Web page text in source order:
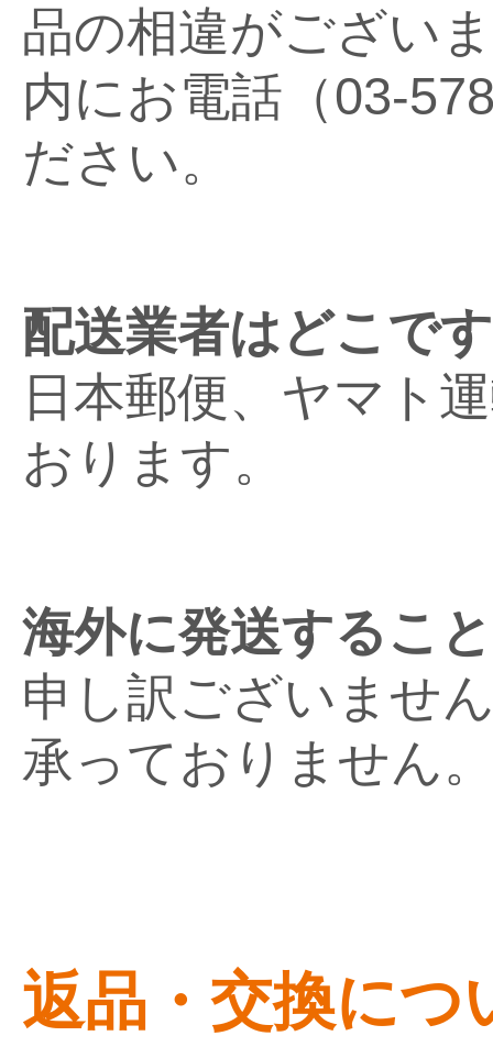
品の相違がござい
内にお電話（03-
ださい。
配送業者はどこで
日本郵便、ヤマト
おります。
海外に発送するこ
申し訳ございませ
承っておりません
返品・交換につ